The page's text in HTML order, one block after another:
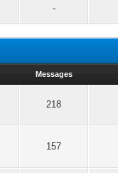
-
Messages
218
157